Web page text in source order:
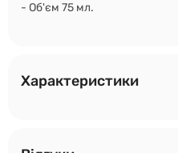
- Об'єм 75 мл.
Характеристики